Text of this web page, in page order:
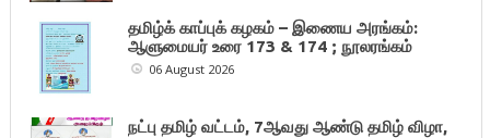
தமிழ்க் காப்புக் கழகம் – இணைய அரங்கம்:
ஆளுமையர் உரை 173 & 174 ; நூலரங்கம்
06 August 2026
நட்பு தமிழ் வட்டம், 7ஆவது ஆண்டு தமிழ் விழா,